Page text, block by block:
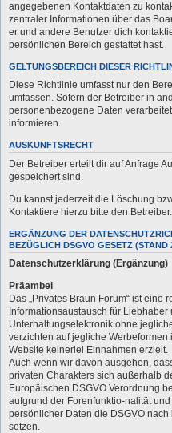
angegebenen Kontaktdaten zu
zentraler Informationen über das
er und andere Benutzer dich
persönlichen Bereich gestattet hast.
GELTUNGSBEREICH DIESER
Diese Richtlinie umfasst nur den
umfassen. Sofern der Betreiber in
personenbezogene Daten
informieren.
AUSKUNFTSRECHT
Der Betreiber erteilt dir auf Anfrage
gespeichert sind.
Du kannst jederzeit die Löschung
Kontaktiere hierzu bitte den Betreiber.
ERGÄNZUNG DER
BEZÜGLICH DSGVO GESETZ (STAND
Datenschutzerklärung (Ergänzung)
Präambel
Das „Privates Braun Forum“ ist eine
Informationsaustausch für
Unterhaltungselektronik ohne
verzichten auf jegliche
Website keinerlei Einnahmen erzielt.
Auch wenn wir davon ausgehen,
privaten Charakters sich außerhalb
Europäischen DSGVO Verordnung
aufgrund der Forenfunktio-nalität
persönlicher Daten die DSGVO
setzen.